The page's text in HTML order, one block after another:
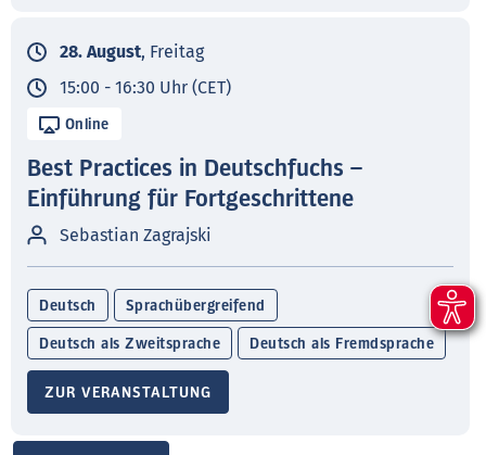
28. August, Freitag
15:00 - 16:30 Uhr (CET)
Online
Best Practices in Deutschfuchs –
Einführung für Fortgeschrittene
Sebastian Zagrajski
Deutsch Sprachübergreifend
Deutsch als Zweitsprache Deutsch als Fremdsprache
ZUR VERANSTALTUNG